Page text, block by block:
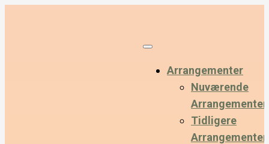
Arrangementer
Nuværende
Arrangementer
Tidligere
Arrangementer